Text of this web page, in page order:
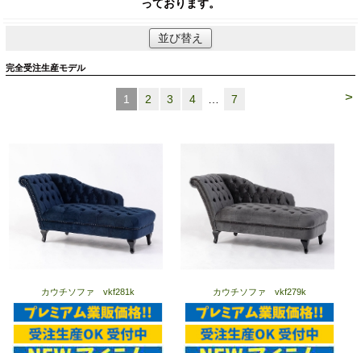
っております。
並び替え
完全受注生産モデル
>
1 2 3 4 7
カウチソファ vkf281k カウチソファ vkf279k